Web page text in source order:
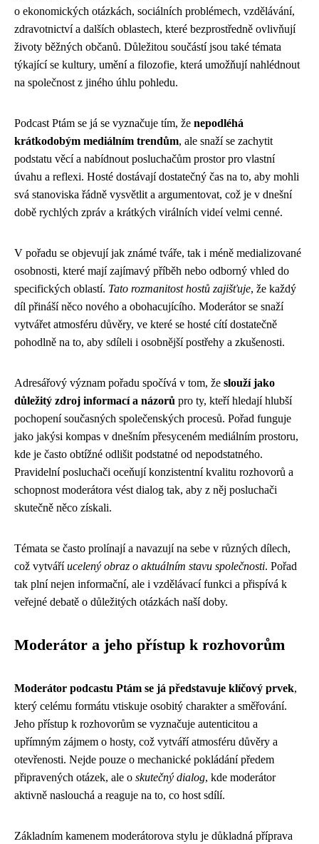
o ekonomických otázkách, sociálních problémech, vzdělávání,
zdravotnictví a dalších oblastech, které bezprostředně ovlivňují
životy běžných občanů. Důležitou součástí jsou také témata
týkající se kultury, umění a filozofie, která umožňují nahlédnout
na společnost z jiného úhlu pohledu.
Podcast Ptám se já se vyznačuje tím, že nepodléhá
krátkodobým mediálním trendům, ale snaží se zachytit
podstatu věcí a nabídnout posluchačům prostor pro vlastní
úvahu a reflexi. Hosté dostávají dostatečný čas na to, aby mohli
svá stanoviska řádně vysvětlit a argumentovat, což je v dnešní
době rychlých zpráv a krátkých virálních videí velmi cenné.
V pořadu se objevují jak známé tváře, tak i méně medializované
osobnosti, které mají zajímavý příběh nebo odborný vhled do
specifických oblastí. Tato rozmanitost hostů zajišťuje, že každý
díl přináší něco nového a obohacujícího. Moderátor se snaží
vytvářet atmosféru důvěry, ve které se hosté cítí dostatečně
pohodlně na to, aby sdíleli i osobnější postřehy a zkušenosti.
Adresářový význam pořadu spočívá v tom, že slouží jako
důležitý zdroj informací a názorů pro ty, kteří hledají hlubší
pochopení současných společenských procesů. Pořad funguje
jako jakýsi kompas v dnešním přesyceném mediálním prostoru,
kde je často obtížné odlišit podstatné od nepodstatného.
Pravidelní posluchači oceňují konzistentní kvalitu rozhovorů a
schopnost moderátora vést dialog tak, aby z něj posluchači
skutečně něco získali.
Témata se často prolínají a navazují na sebe v různých dílech,
což vytváříucelený obraz o aktuálním stavu společnosti. Pořad
tak plní nejen informační, ale i vzdělávací funkci a přispívá k
veřejné debatě o důležitých otázkách naší doby.
Moderátor a jeho přístup k rozhovorům
Moderátor podcastu Ptám se já představuje klíčový prvek,
který celému formátu vtiskuje osobitý charakter a směřování.
Jeho přístup k rozhovorům se vyznačuje autenticitou a
upřímným zájmem o hosty, což vytváří atmosféru důvěry a
otevřenosti. Nejde pouze o mechanické pokládání předem
připravených otázek, ale o skutečný dialog, kde moderátor
aktivně naslouchá a reaguje na to, co host sdílí.
Základním kamenem moderátorova stylu je důkladná příprava